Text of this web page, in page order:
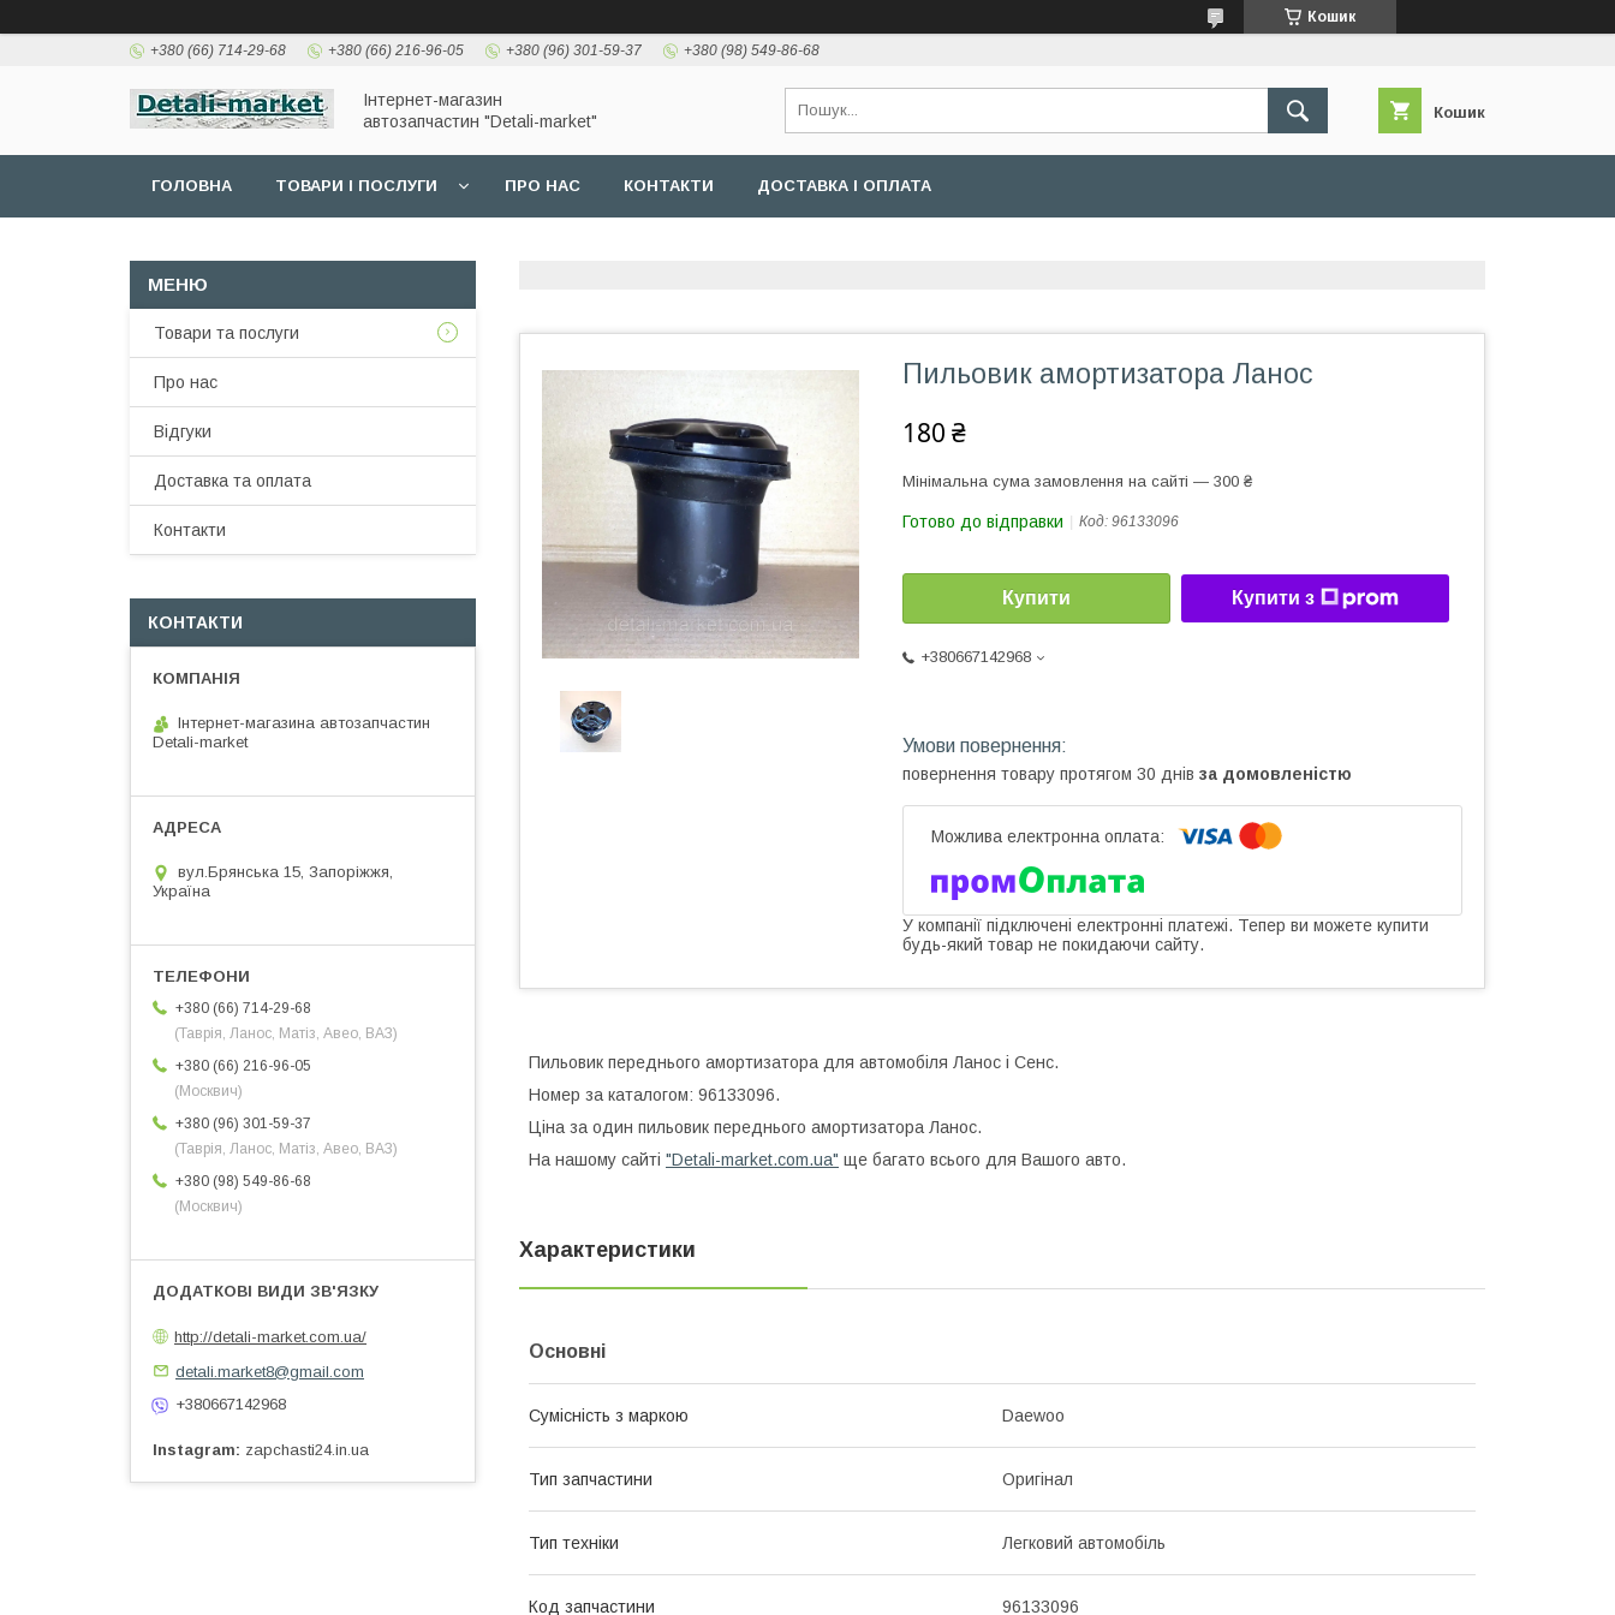
Кошик
+380 (66) 714-29-68 +380 (66) 216-96-05 +380 (96) 301-59-37 +380 (98) 549-86-68
Інтернет-магазин
автозапчастин "Detali-market"
Кошик
ГОЛОВНА ТОВАРИ І ПОСЛУГИ ПРО НАС КОНТАКТИ ДОСТАВКА І ОПЛАТА
Пильовик амортизатора Ланос
180 ₴
Мінімальна сума замовлення на сайті — 300 ₴
Готово до відправки Код: 96133096
Купити Купити з
+380667142968
повернення товару протягом 30 днів за домовленістю
У компанії підключені електронні платежі. Тепер ви можете купити
будь-який товар не покидаючи сайту.
Пильовик переднього амортизатора для автомобіля Ланос і Сенс.
Номер за каталогом: 96133096.
Ціна за один пильовик переднього амортизатора Ланос.
На нашому сайті "Detali-market.com.ua" ще багато всього для Вашого авто.
Характеристики
Основні
Сумісність з маркою Daewoo
Тип запчастини Оригінал
Тип техніки Легковий автомобіль
Код запчастини 96133096
Товари та послуги
Про нас
Відгуки
Доставка та оплата
Контакти
КОНТАКТИ
Інтернет-магазина автозапчастин
Detali-market
вул.Брянська 15, Запоріжжя,
Україна
+380 (66) 714-29-68
(Таврія, Ланос, Матіз, Авео, ВАЗ)
+380 (66) 216-96-05
(Москвич)
+380 (96) 301-59-37
(Таврія, Ланос, Матіз, Авео, ВАЗ)
+380 (98) 549-86-68
(Москвич)
http://detali-market.com.ua/
detali.market8@gmail.com
+380667142968
Instagram zapchasti24.in.ua